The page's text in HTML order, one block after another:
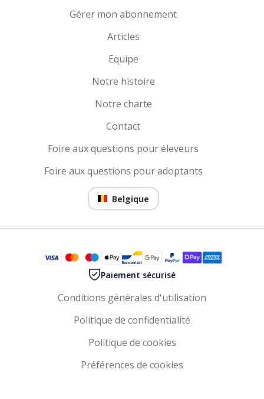
Gérer mon abonnement
Articles
Equipe
Notre histoire
Notre charte
Contact
Foire aux questions pour éleveurs
Foire aux questions pour adoptants
Belgique
Paiement sécurisé
Conditions générales d'utilisation
Politique de confidentialité
Politique de cookies
Préférences de cookies